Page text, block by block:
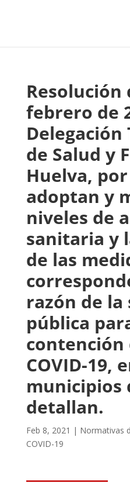
Resolución
febrero de
de Salud y
Huelva,
adoptan y
niveles de
sanitaria y
de las
razón de la
pública
contención
COVID-19,
municipios
detallan.
Feb 8, 2021 | Normativas
COVID-19